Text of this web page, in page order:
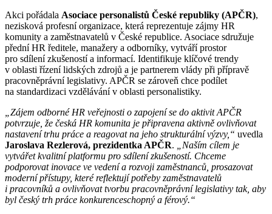
Akci pořádala Asociace personalistů České republiky (APČR),
nezisková profesní organizace, která reprezentuje zájmy HR
komunity a zaměstnavatelů v České republice. Asociace sdružuje
přední HR ředitele, manažery a odborníky, vytváří prostor
pro sdílení zkušeností a informací. Identifikuje klíčové trendy
v oblasti řízení lidských zdrojů a je partnerem vlády při přípravě
pracovněprávní legislativy. APČR se zároveň chce podílet
na standardizaci vzdělávání v oblasti personalistiky.
„Zájem odborné HR veřejnosti o zapojení se do aktivit APČR
potvrzuje, že česká HR komunita je připravena aktivně ovlivňovat
nastavení trhu práce a reagovat na jeho strukturální výzvy,“ uvedla
Jaroslava Rezlerová, prezidentka APČR.
„Naším cílem je
vytvářet kvalitní platformu pro sdílení zkušeností. Chceme
podporovat inovace ve vedení a rozvoji zaměstnanců, prosazovat
moderní přístupy, které reflektují potřeby zaměstnavatelů
i pracovníků a ovlivňovat tvorbu pracovněprávní legislativy tak, aby
byl český trh práce konkurenceschopný a férový.“